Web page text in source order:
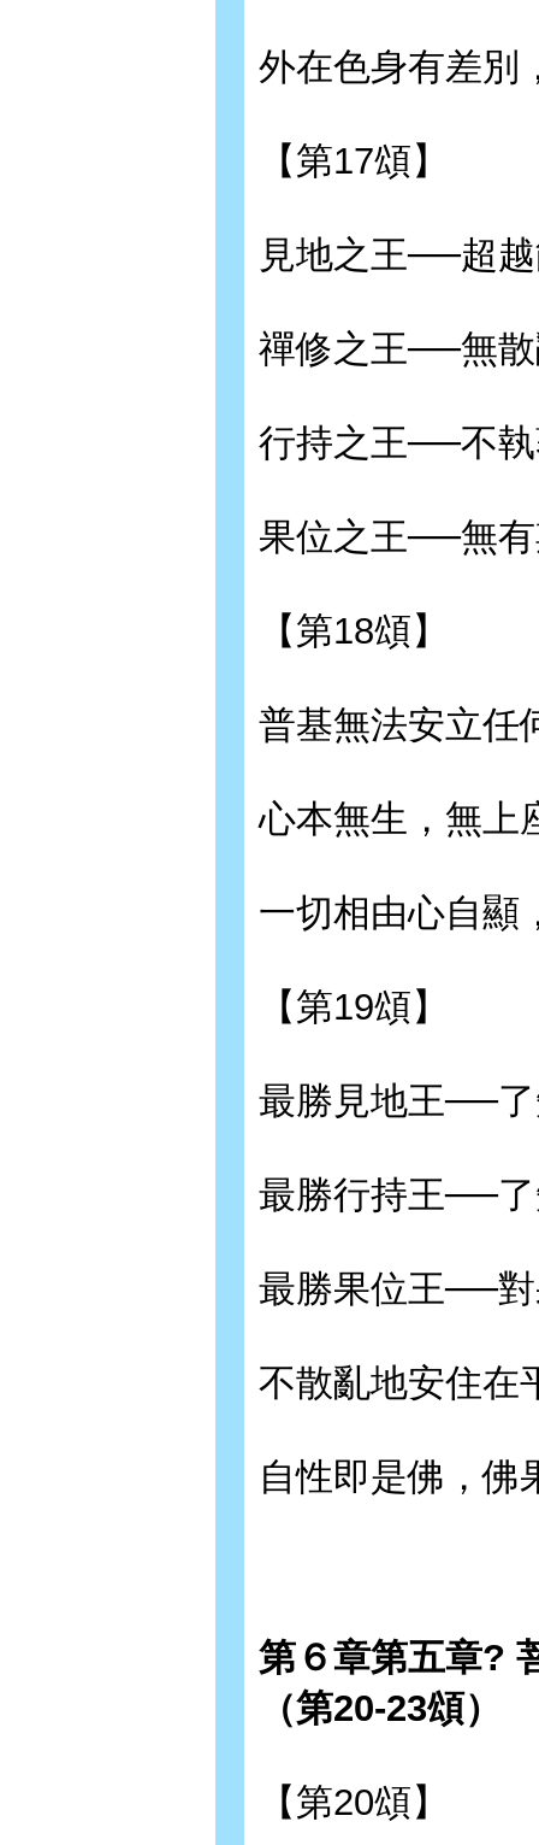
外在色身有差別
【第17頌】
見地之王──超
禪修之王──無
行持之王──不
果位之王──無
【第18頌】
普基無法安立任
心本無生，無上
一切相由心自顯
【第19頌】
最勝見地王──
最勝行持王──
最勝果位王──
不散亂地安住在
自性即是佛，佛
第６章第五章?
（第20-23頌）
【第20頌】